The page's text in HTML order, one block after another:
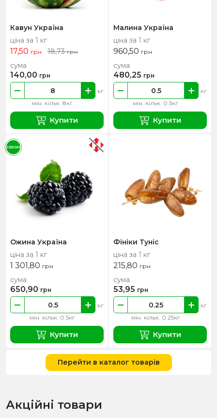
Кавун Україна
ціна за 1 кг
17,50 грн 18,73грн
мін. кільк. 8кг
кг
сума
140,00 грн
Купити
Малина Україна
ціна за 1 кг
960,50 грн
мін. кільк. 0.5кг
кг
сума
480,25 грн
Купити
Ожина Україна
ціна за 1 кг
1 301,80 грн
мін. кільк. 0.5кг
кг
сума
650,90 грн
Купити
СЕЗОН
Фініки Туніс
ціна за 1 кг
215,80 грн
мін. кільк. 0.25кг
кг
сума
53,95 грн
Купити
Перейти в каталог товарів
Акційні товари